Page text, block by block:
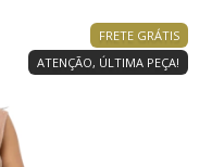
FRETE GRÁTIS
ATENÇÃO, ÚLTIMA PEÇA!